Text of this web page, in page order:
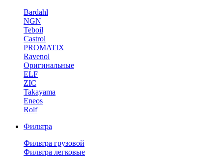
Bardahl
NGN
Teboil
Castrol
PROMATIX
Ravenol
Оригинальные
ELF
ZIC
Takayama
Eneos
Rolf
Фильтра
Фильтра грузовой
Фильтра легковые